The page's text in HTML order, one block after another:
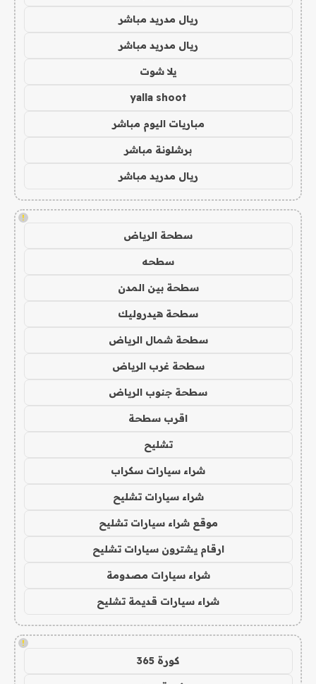
ريال مدريد مباشر
ريال مدريد مباشر
يلا شوت
yalla shoot
مباريات اليوم مباشر
برشلونة مباشر
ريال مدريد مباشر
!
سطحة الرياض
سطحه
سطحة بين المدن
سطحة هيدروليك
سطحة شمال الرياض
سطحة غرب الرياض
سطحة جنوب الرياض
اقرب سطحة
تشليح
شراء سيارات سكراب
شراء سيارات تشليح
موقع شراء سيارات تشليح
ارقام يشترون سيارات تشليح
شراء سيارات مصدومة
شراء سيارات قديمة تشليح
!
كورة 365